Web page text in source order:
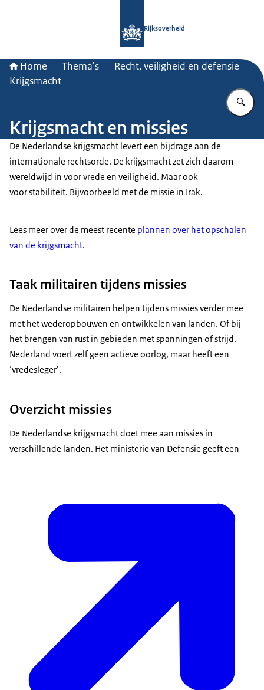
Rijksoverheid
Home Thema's
Recht, veiligheid en defensie
Krijgsmacht
Krijgsmacht en missies
De Nederlandse krijgsmacht levert een bijdrage aan de
internationale rechtsorde. De krijgsmacht zet zich daarom
wereldwijd in voor vrede en veiligheid. Maar ook
voor stabiliteit. Bijvoorbeeld met de missie in Irak.
Lees meer over de meest recente plannen over het opschalen
van de krijgsmacht.
Taak militairen tijdens missies
De Nederlandse militairen helpen tijdens missies verder mee
met het wederopbouwen en ontwikkelen van landen. Of bij
het brengen van rust in gebieden met spanningen of strijd.
Nederland voert zelf geen actieve oorlog, maar heeft een
‘vredesleger’.
Overzicht missies
De Nederlandse krijgsmacht doet mee aan missies in
verschillende landen. Het ministerie van Defensie geeft een